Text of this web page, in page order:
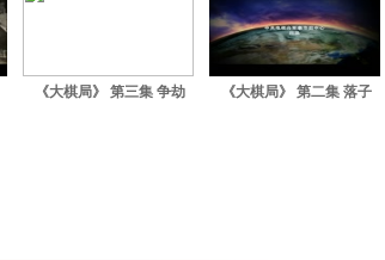
《大棋局》 第三集 争劫 《大棋局》 第二集 落子